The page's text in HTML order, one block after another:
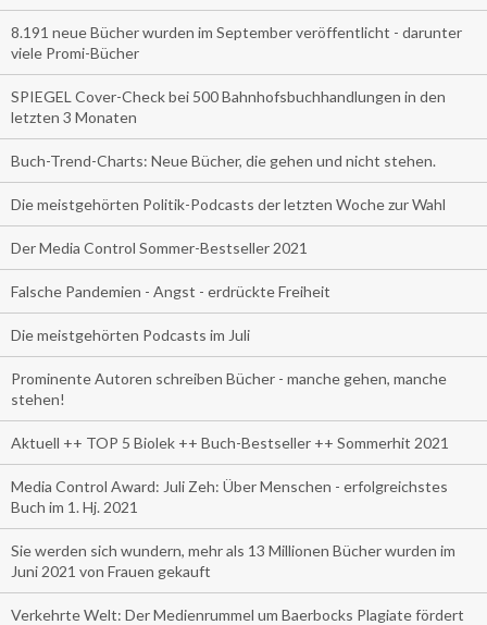
8.191 neue Bücher wurden im September veröffentlicht - darunter
viele Promi-Bücher
SPIEGEL Cover-Check bei 500 Bahnhofsbuchhandlungen in den
letzten 3 Monaten
Buch-Trend-Charts: Neue Bücher, die gehen und nicht stehen.
Die meistgehörten Politik-Podcasts der letzten Woche zur Wahl
Der Media Control Sommer-Bestseller 2021
Falsche Pandemien - Angst - erdrückte Freiheit
Die meistgehörten Podcasts im Juli
Prominente Autoren schreiben Bücher - manche gehen, manche
stehen!
Aktuell ++ TOP 5 Biolek ++ Buch-Bestseller ++ Sommerhit 2021
Media Control Award: Juli Zeh: Über Menschen - erfolgreichstes
Buch im 1. Hj. 2021
Sie werden sich wundern, mehr als 13 Millionen Bücher wurden im
Juni 2021 von Frauen gekauft
Verkehrte Welt: Der Medienrummel um Baerbocks Plagiate fördert